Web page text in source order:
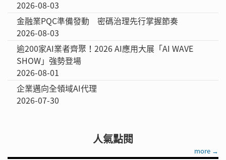
2026-08-03
金融業PQC準備發動 密碼治理先行掌握節奏
2026-08-03
逾200家AI業者齊聚！2026 AI應用大展「AI WAVE
SHOW」強勢登場
2026-08-01
企業邁向全領域AI代理
2026-07-30
人氣點閱
more →